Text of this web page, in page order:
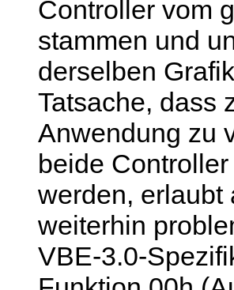
Controller vom
stammen und
derselben
Tatsache, dass
Anwendung zu
beide
werden, erlaubt
weiterhin
VBE-3.0-